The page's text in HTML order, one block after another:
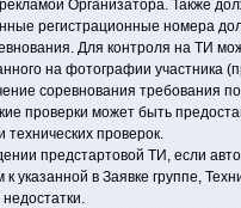
Организатора. Также
регистрационные номера
Для контроля на ТИ
на фотографии участника
соревнования требования
проверки может быть
технических проверок.
предстартовой ТИ, если
указанной в Заявке группе,